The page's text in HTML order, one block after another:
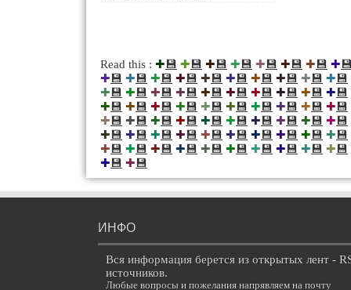
Read this : ✚💾 ✚💾 ✚💾 ✚💾 ✚💾 ✚💾 ✚💾 ✚
✚💾 ✚💾 ✚💾 ✚💾 ✚💾 ✚💾 ✚💾 ✚💾 ✚💾 ✚💾
✚💾 ✚💾 ✚💾 ✚💾 ✚💾 ✚💾 ✚💾 ✚💾 ✚💾 ✚💾
✚💾 ✚💾 ✚💾 ✚💾 ✚💾 ✚💾 ✚💾 ✚💾 ✚💾 ✚💾
✚💾 ✚💾 ✚💾 ✚💾 ✚💾 ✚💾 ✚💾 ✚💾 ✚💾 ✚💾
✚💾 ✚💾 ✚💾 ✚💾 ✚💾 ✚💾 ✚💾 ✚💾 ✚💾 ✚💾
✚💾 ✚💾 ✚💾 ✚💾 ✚💾 ✚💾 ✚💾 ✚💾 ✚💾 ✚💾
✚💾 ✚💾
ИНФО
Вся информация берется из открытых лент -
источников.
Любые вопросы и пожелания напрявляем на почту